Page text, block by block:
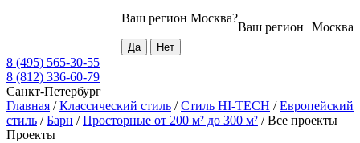
Москва
Ваш регион
Ваш регион Москва?
8 (495) 565-30-55
8 (812) 336-60-79
Санкт-Петербург
Главная /Классический стиль /Стиль HI-TECH /Европейский
стиль /Барн /Просторные от 200 м² до 300 м² /Все проекты
Проекты